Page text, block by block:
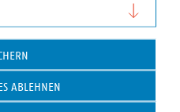
Unternehmen im VKU
in Höhe von über einer
einen Umsatz von rund 12
Arbeitgeber für 27.500
ABLEHNEN